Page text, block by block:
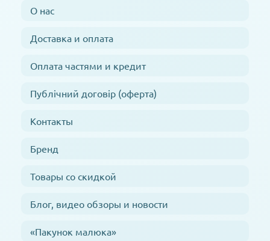
О нас
Доставка и оплата
Оплата частями и кредит
Публічний договір (оферта)
Контакты
Бренд
Товары со скидкой
Блог, видео обзоры и новости
«Пакунок малюка»